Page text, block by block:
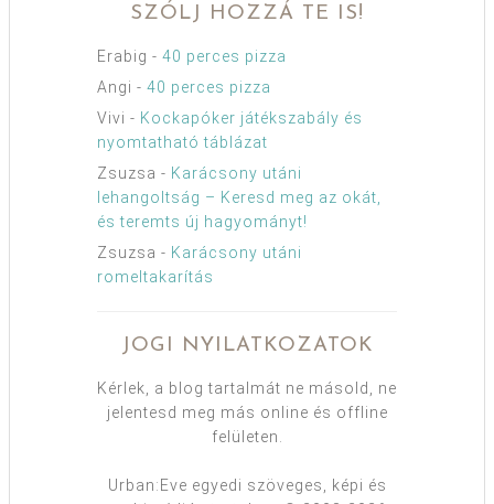
SZÓLJ HOZZÁ TE IS!
Erabig - 40 perces pizza
Angi - 40 perces pizza
Vivi - Kockapóker játékszabály és
nyomtatható táblázat
Zsuzsa - Karácsony utáni
lehangoltság – Keresd meg az okát,
és teremts új hagyományt!
Zsuzsa - Karácsony utáni
romeltakarítás
JOGI NYILATKOZATOK
Kérlek, a blog tartalmát ne másold, ne
jelentesd meg más online és offline
felületen.
Urban:Eve egyedi szöveges, képi és